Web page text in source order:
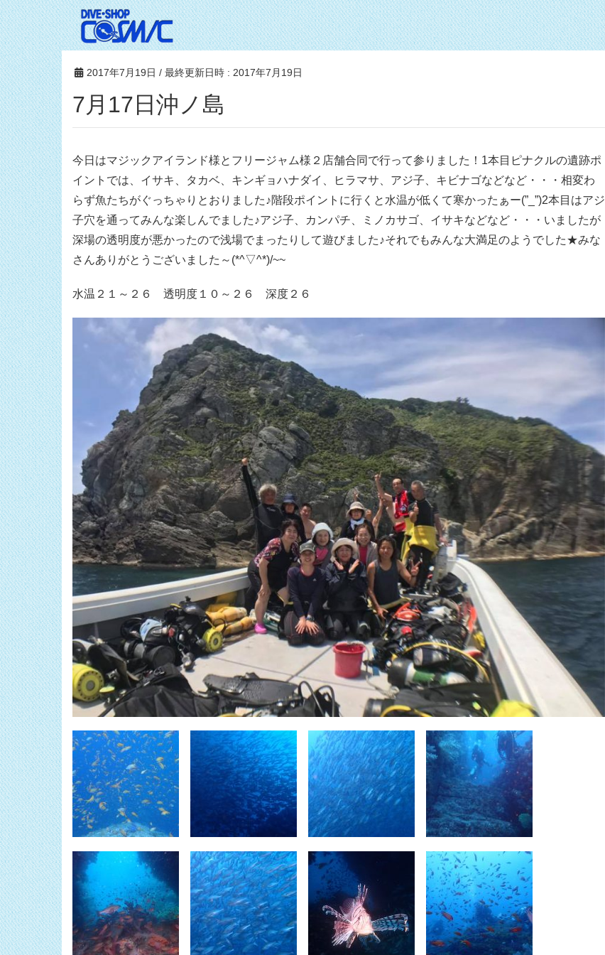
2017年7月19日 / 最終更新日時 : 2017年7月19日
7月17日沖ノ島
今日はマジックアイランド様とフリージャム様２店舗合同で行って参りました！1本目ピナクルの遺跡ポ
イントでは、イサキ、タカベ、キンギョハナダイ、ヒラマサ、アジ子、キビナゴなどなど・・・相変わ
らず魚たちがぐっちゃりとおりました♪階段ポイントに行くと水温が低くて寒かったぁー(”_”)2本目はアジ
子穴を通ってみんな楽しんでました♪アジ子、カンパチ、ミノカサゴ、イサキなどなど・・・いましたが
深場の透明度が悪かったので浅場でまったりして遊びました♪それでもみんな大満足のようでした★みな
さんありがとうございました～(*^▽^*)/~~
水温２１～２６ 透明度１０～２６ 深度２６